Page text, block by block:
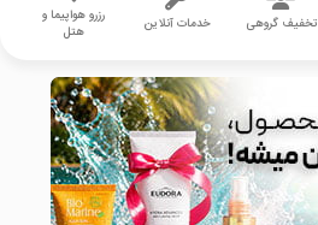
تخفیف گروهی خدمات آنلاین
رزرو هواپیما و
هتل